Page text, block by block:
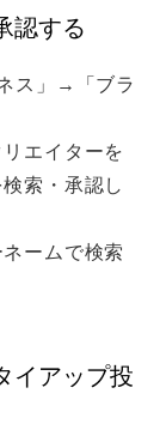
認する
ス」→「ブラ
エイターを
索・承認し
ームで検索
イアップ投